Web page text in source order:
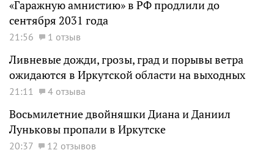
«Гаражную амнистию» в РФ продлили до
сентября 2031 года
21:56 1 отзыв
Ливневые дожди, грозы, град и порывы ветра
ожидаются в Иркутской области на выходных
21:11 4 отзыва
Восьмилетние двойняшки Диана и Даниил
Луньковы пропали в Иркутске
20:37 12 отзывов